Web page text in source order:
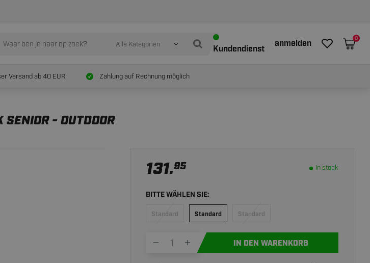
Alle Kategorien Kundendienst
anmelden
0
Versand ab 40 EUR Zahlung auf Rechnung möglich
- OUTDOOR
131.95
BITTE WÄHLEN SIE:
In stock
Standard Standard Standard
IN DEN WARENKORB